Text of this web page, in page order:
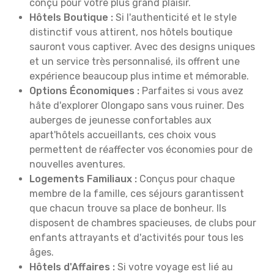
conçu pour votre plus grand plaisir.
Hôtels Boutique : Si l'authenticité et le style
distinctif vous attirent, nos hôtels boutique
sauront vous captiver. Avec des designs uniques
et un service très personnalisé, ils offrent une
expérience beaucoup plus intime et mémorable.
Options Économiques : Parfaites si vous avez
hâte d'explorer Olongapo sans vous ruiner. Des
auberges de jeunesse confortables aux
apart'hôtels accueillants, ces choix vous
permettent de réaffecter vos économies pour de
nouvelles aventures.
Logements Familiaux : Conçus pour chaque
membre de la famille, ces séjours garantissent
que chacun trouve sa place de bonheur. Ils
disposent de chambres spacieuses, de clubs pour
enfants attrayants et d'activités pour tous les
âges.
Hôtels d'Affaires : Si votre voyage est lié au